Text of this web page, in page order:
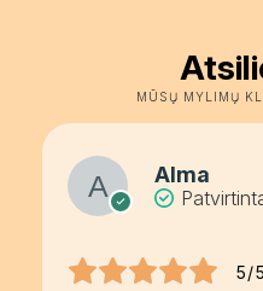
MŪSŲ MYLIMŲ
Alma
5/5